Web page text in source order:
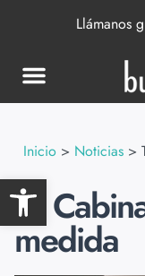
Abrir barra de
Llámanos
Inicio > Noticias >
Tu
medida